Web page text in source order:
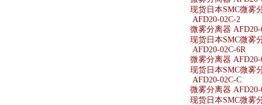
现货日本SMC微雾
AFD20-02C-2
微雾分离器 AFD20-
现货日本SMC微雾
AFD20-02C-6R
微雾分离器 AFD20-
现货日本SMC微雾
AFD20-02C-C
微雾分离器 AFD20-
现货日本SMC微雾